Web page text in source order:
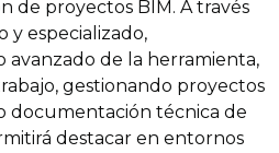
de proyectos BIM. A través
y especializado,
avanzado de la herramienta,
gestionando proyectos
documentación técnica de
destacar en entornos